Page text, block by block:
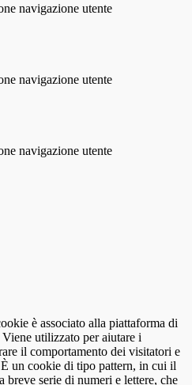
navigazione utente
navigazione utente
navigazione utente
è associato alla piattaforma di
utilizzato per aiutare i
il comportamento dei visitatori e
un cookie di tipo pattern, in cui il
breve serie di numeri e lettere, che